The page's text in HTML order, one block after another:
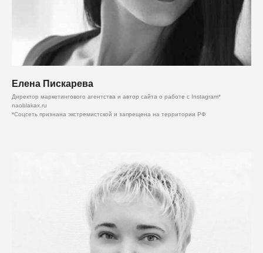
Елена Пискарева
Директор маркетингового агентства и автор сайта о работе с Instagram*
naoblakax.ru
*Соцсеть признана экстремистской и запрещена на территории РФ